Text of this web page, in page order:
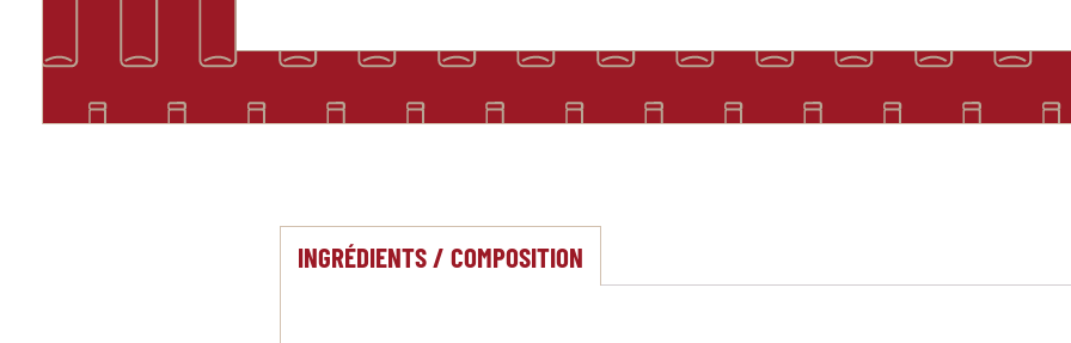
INGRÉDIENTS / COMPOSITION